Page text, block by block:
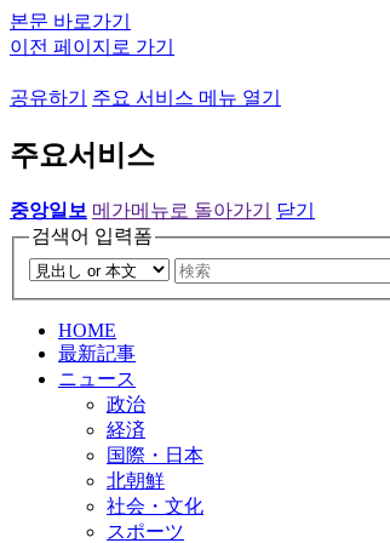
본문 바로가기
이전 페이지로 가기
공유하기 주요 서비스 메뉴 열기
주요서비스
중앙일보 메가메뉴로 돌아가기
닫기
검색어 입력폼
HOME
最新記事
ニュース
政治
経済
国際・日本
北朝鮮
社会・文化
スポーツ